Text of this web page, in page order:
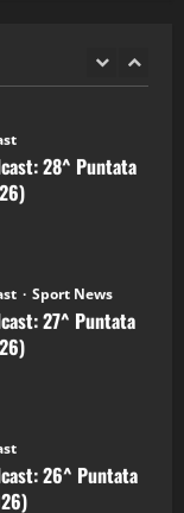
28^ Puntata
Sport News
27^ Puntata
26^ Puntata